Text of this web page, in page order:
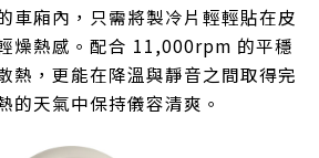
車廂內，只需將製冷片輕輕貼在皮
燥熱感。配合 11,000rpm 的平穩
熱，更能在降溫與靜音之間取得完
的天氣中保持儀容清爽。